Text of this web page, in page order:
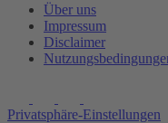
Über uns
Impressum
Disclaimer
Privatsphäre-Einstellungen